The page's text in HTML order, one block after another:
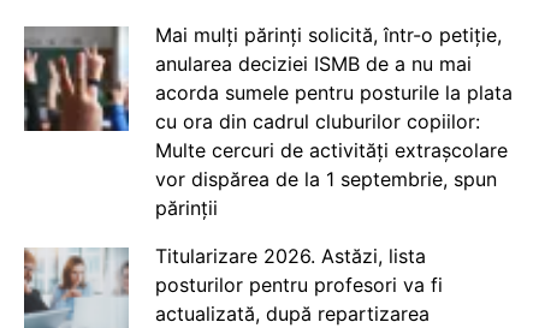
Mai mulți părinți solicită, într-o petiție,
anularea deciziei ISMB de a nu mai
acorda sumele pentru posturile la plata
cu ora din cadrul cluburilor copiilor:
Multe cercuri de activități extrașcolare
vor dispărea de la 1 septembrie, spun
părinții
Titularizare 2026. Astăzi, lista
posturilor pentru profesori va fi
actualizată, după repartizarea